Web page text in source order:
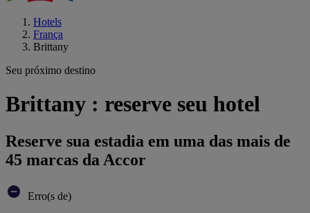
Hotels
França
Brittany
Seu próximo destino
Brittany : reserve seu hotel
Reserve sua estadia em uma das mais de
45 marcas da Accor
Erro(s de)